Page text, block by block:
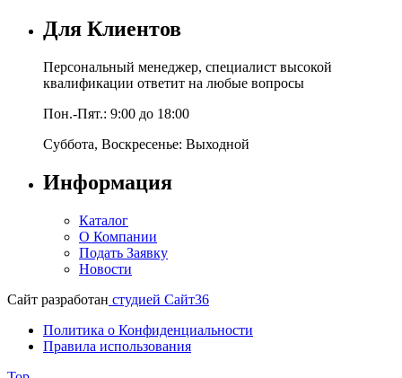
Для Клиентов
Персональный менеджер, специалист высокой
квалификации ответит на любые вопросы
Пон.-Пят.: 9:00 до 18:00
Суббота, Воскресенье: Выходной
Информация
Каталог
О Компании
Подать Заявку
Новости
Сайт разработан студией Сайт36
Политика о Конфиденциальности
Правила использования